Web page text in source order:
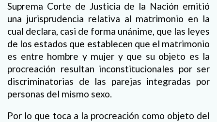
Suprema Corte de Justicia de la Nación emitió
una jurisprudencia relativa al matrimonio en la
cual declara, casi de forma unánime, que las leyes
de los estados que establecen que el matrimonio
es entre hombre y mujer y que su objeto es la
procreación resultan inconstitucionales por ser
discriminatorias de las parejas integradas por
personas del mismo sexo.
Por lo que toca a la procreación como objeto del